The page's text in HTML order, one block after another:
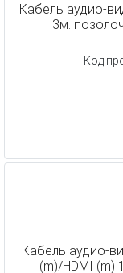
Кабель аудио-
3м.
Код
Кабель аудио-
(m)/HDMI (m)